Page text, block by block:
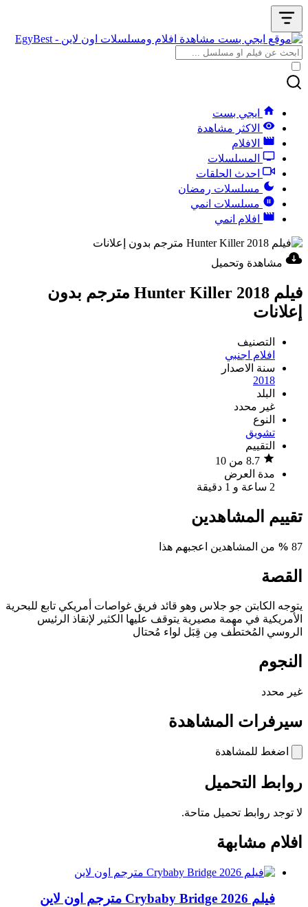
ايجي بست
الاكثر مشاهدة
الافلام
المسلسلات
احدث الحلقات
مسلسلات رمضان
مسلسلات انمي
افلام انمي
مشاهدة وتحميل
فيلم Hunter Killer 2018 مترجم بدون
إعلانات
التصنيف
افلام اجنبي
سنة الاصدار
2018
البلد
غير محدد
النوع
تشويق
التقييم
مدة العرض
2 ساعة و 1 دقيقة
تقييم المشاهدين
87
% من المشاهدين اعجبهم هذا
القصة
يتوجه الكابتن جو جلاس وهو قائد فريق غواصات أمريكي تابع للبحرية
الأمريكية في مهمة مصيرية يتوقف عليها الكثير لإنقاذ الرئيس
الروسي المُختطَف مِن قِبَل لواء مُحتال
النجوم
غير محدد
سيرفرات المشاهدة
اضغط للمشاهدة
روابط التحميل
لا توجد روابط تحميل متاحة.
افلام مشابهة
فيلم Crybaby Bridge 2026 مترجم اون لاين